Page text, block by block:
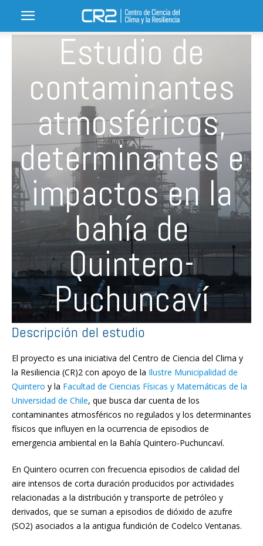
Estudio de
contaminantes
atmosféricos,
determinantes e
impactos en la
bahía de
Quintero-
Puchuncaví
Descripción del estudio
El proyecto es una iniciativa del Centro de Ciencia del Clima y
la Resiliencia (CR)2 con apoyo de la Ilustre Municipalidad de
Quintero y la Facultad de Ciencias Físicas y Matemáticas de la
Universidad de Chile, que busca dar cuenta de los
contaminantes atmosféricos no regulados y los determinantes
físicos que influyen en la ocurrencia de episodios de
emergencia ambiental en la Bahía Quintero-Puchuncaví.
En Quintero ocurren con frecuencia episodios de calidad del
aire intensos de corta duración producidos por actividades
relacionadas a la distribución y transporte de petróleo y
derivados, que se suman a episodios de dióxido de azufre
(SO2) asociados a la antigua fundición de Codelco Ventanas.